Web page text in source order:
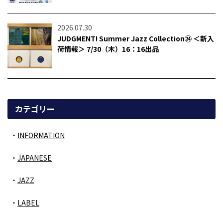
2026.07.30
JUDGMENT! Summer Jazz Collection㉔ ＜新入
荷情報＞ 7/30（木）16：16出品
カテゴリー
INFORMATION
JAPANESE
JAZZ
LABEL